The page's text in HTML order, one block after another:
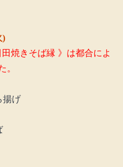
)
田焼きそば縁 》 は都合によ
。
揚げ